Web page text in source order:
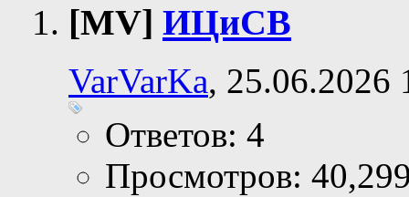
[MV] ИЦиСВ
VarVarKa, 25.06.2026
Ответов: 4
Просмотров: